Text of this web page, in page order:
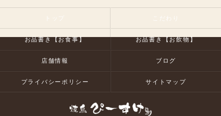
トップ こだわり
お品書き【お食事】 お品書き【お飲物】
店舗情報 ブログ
プライバシーポリシー サイトマップ